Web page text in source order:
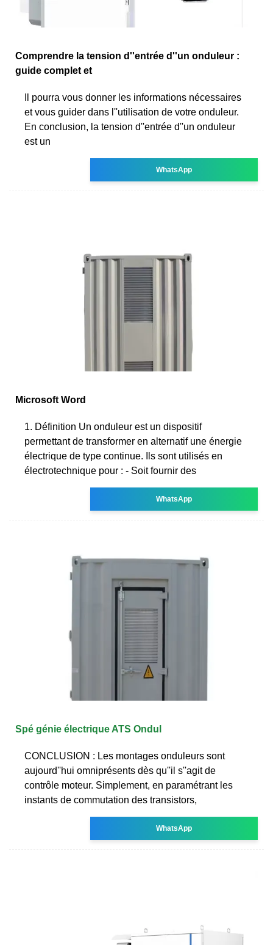
Comprendre la tension d''entrée d''un onduleur :
guide complet et
Il pourra vous donner les informations nécessaires
et vous guider dans l''utilisation de votre onduleur.
En conclusion, la tension d''entrée d''un onduleur
est un
WhatsApp
Microsoft Word
1. Définition Un onduleur est un dispositif
permettant de transformer en alternatif une énergie
électrique de type continue. Ils sont utilisés en
électrotechnique pour : - Soit fournir des
WhatsApp
Spé génie électrique ATS Ondul
CONCLUSION : Les montages onduleurs sont
aujourd''hui omniprésents dès qu''il s''agit de
contrôle moteur. Simplement, en paramétrant les
instants de commutation des transistors,
WhatsApp